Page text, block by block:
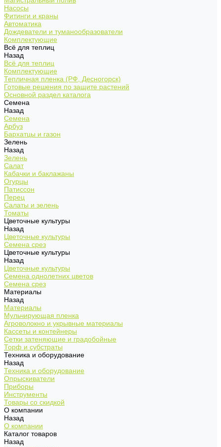
Насосы
Фитинги и краны
Автоматика
Дождеватели и туманообразователи
Комплектующие
Всё для теплиц
Назад
Всё для теплиц
Комплектующие
Тепличная пленка (РФ, Десногорск)
Готовые решения по защите растений
Основной раздел каталога
Семена
Назад
Семена
Арбуз
Бархатцы и газон
Зелень
Назад
Зелень
Салат
Кабачки и баклажаны
Огурцы
Патиссон
Перец
Салаты и зелень
Томаты
Цветочные культуры
Назад
Цветочные культуры
Семена срез
Цветочные культуры
Назад
Цветочные культуры
Семена однолетних цветов
Семена срез
Материалы
Назад
Материалы
Мульчирующая пленка
Агроволокно и укрывные материалы
Кассеты и контейнеры
Сетки затеняющие и градобойные
Торф и субстраты
Техника и оборудование
Назад
Техника и оборудование
Опрыскиватели
Приборы
Инструменты
Товары со скидкой
О компании
Назад
О компании
Каталог товаров
Назад